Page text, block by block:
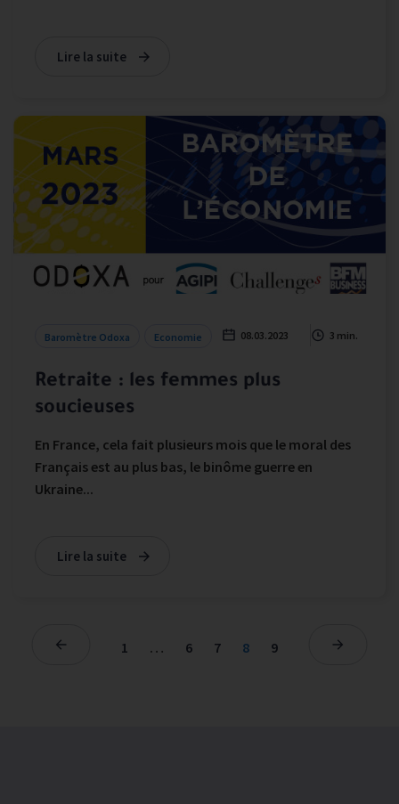
Lire la suite
Baromètre Odoxa Economie 08.03.2023 3 min.
Retraite : les femmes plus
soucieuses
En France, cela fait plusieurs mois que le moral des
Français est au plus bas, le binôme guerre en
Ukraine...
Lire la suite
1 … 6 7 8 9